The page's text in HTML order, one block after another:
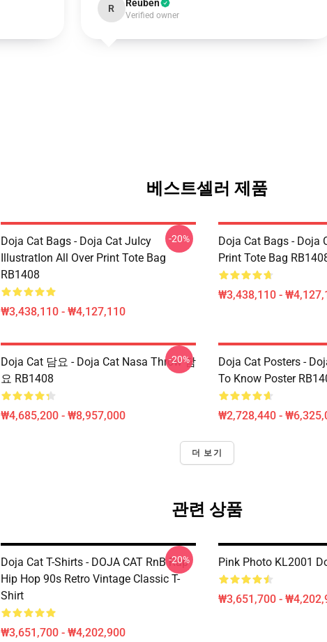
R Reuben
Verified owner
베스트셀러 제품
Doja Cat Bags - Doja Cat JuIcy
IllustratIon All Over Print Tote Bag
RB1408
₩3,438,110 - ₩4,127,110
-20%
Doja Cat Bags - Doja
Print Tote Bag
₩3,438,110 -
Doja Cat 담요 - Doja Cat Nasa Throw 담
요 RB1408
₩4,685,200 - ₩8,957,000
-20%
Doja Cat Posters -
To Know Poster
₩2,728,440 -
더 보기
관련 상품
Doja Cat T-Shirts - DOJA CAT RnB Rap
Hip Hop 90s Retro Vintage Classic T-
Shirt
₩3,651,700 - ₩4,202,900
-20% Pink Photo KL2001
₩3,651,700 -